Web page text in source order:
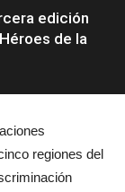
edición
de la
regiones del